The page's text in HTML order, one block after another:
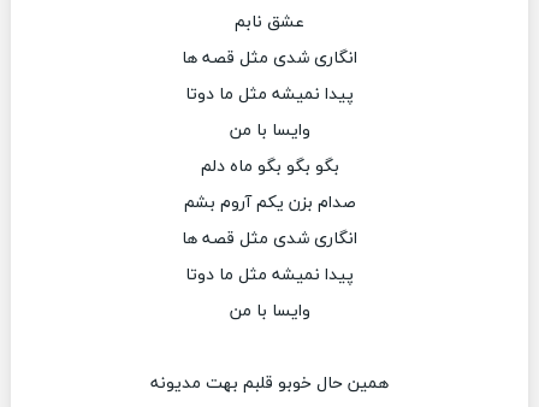
عشق نابم
انگاری شدی مثل قصه ها
پیدا نمیشه مثل ما دوتا
وایسا با من
بگو بگو بگو ماه دلم
صدام بزن یکم آروم بشم
انگاری شدی مثل قصه ها
پیدا نمیشه مثل ما دوتا
وایسا با من
همین حال خوبو قلبم بهت مدیونه